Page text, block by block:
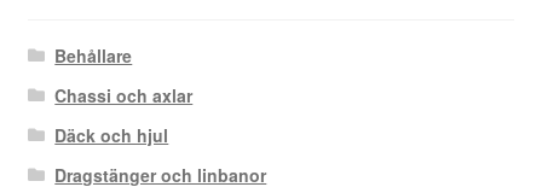
Behållare
Chassi och axlar
Däck och hjul
Dragstänger och linbanor